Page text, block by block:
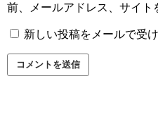
前、メールアドレス、サイト
新しい投稿をメールで受